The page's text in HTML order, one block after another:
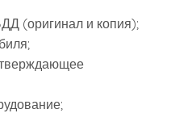
(оригинал и копия);